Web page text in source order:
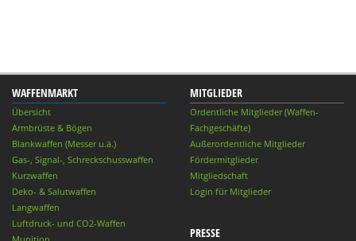
WAFFENMARKT
Übersicht
Armbrüste & Bögen
Blankwaffen (Messer u.ä.)
Gas-, Signal-, Schreckschusswaffen
Kurzwaffen
Deko- & Salutwaffen
Langwaffen
Luftdruck- und CO2-Waffen
MITGLIEDER
Ordentliche Mitglieder (Waffen-
Fachgeschäfte)
Außerordentliche Mitglieder
Fördermitglieder
Mitgliedschaft
Login für Mitglieder
PRESSE